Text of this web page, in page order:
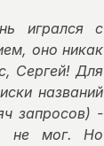
игрался с
оно никак
Сергей! Для
названий
запросов) -
не мог. Но